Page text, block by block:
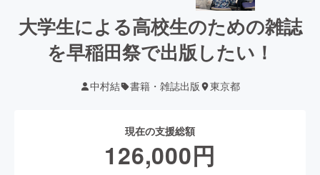
大学生による高校生のための雑誌
を早稲田祭で出版したい！
中村結 書籍・雑誌出版 東京都
現在の支援総額
126,000円